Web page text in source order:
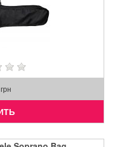
грн